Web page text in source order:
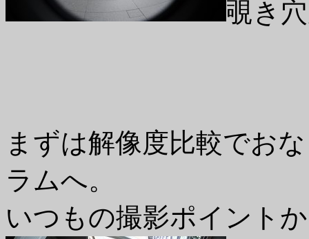
覗き
まずは解像度比較でお
ラムへ。
いつもの撮影ポイント